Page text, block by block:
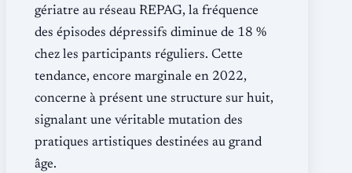
gériatre au réseau REPAG, la fréquence
des épisodes dépressifs diminue de 18 %
chez les participants réguliers. Cette
tendance, encore marginale en 2022,
concerne à présent une structure sur huit,
signalant une véritable mutation des
pratiques artistiques destinées au grand
âge.